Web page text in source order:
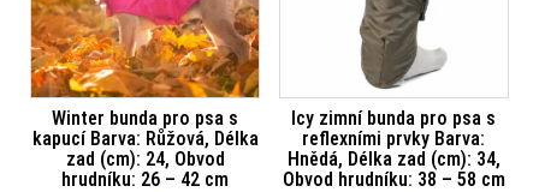
Winter bunda pro psa s
kapucí Barva: Růžová, Délka
zad (cm): 24, Obvod
hrudníku: 26 – 42 cm
Icy zimní bunda pro psa s
reflexními prvky Barva:
Hnědá, Délka zad (cm): 34,
Obvod hrudníku: 38 – 58 cm